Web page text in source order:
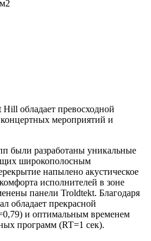
обладает превосходной
мероприятий и
были разработаны уникальные
широкополосным
напылено акустическое
исполнителей в зоне
панели Troldtekt. Благодаря
обладает прекрасной
и оптимальным временем
программ (RT=1 cек).